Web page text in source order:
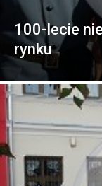
100-lecie
rynku